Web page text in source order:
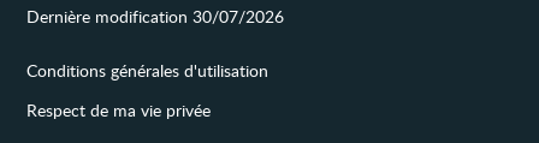
Dernière modification 30/07/2026
Conditions générales d'utilisation
Respect de ma vie privée